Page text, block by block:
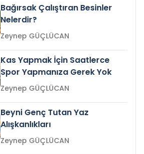
Bağırsak Çalıştıran Besinler
Nelerdir?
Zeynep GÜÇLÜCAN
Kas Yapmak İçin Saatlerce
Spor Yapmanıza Gerek Yok
Zeynep GÜÇLÜCAN
Beyni Genç Tutan Yaz
Alışkanlıkları
Zeynep GÜÇLÜCAN